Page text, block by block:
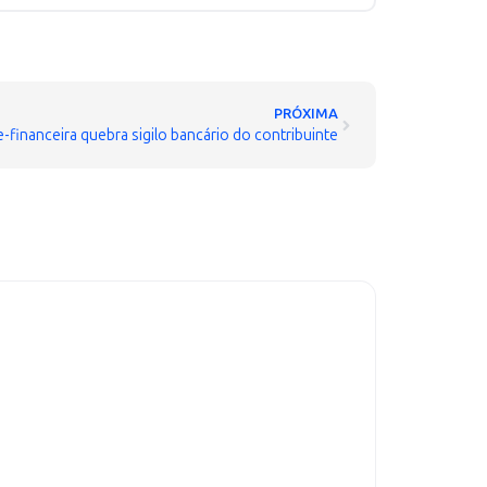
PRÓXIMA
financeira quebra sigilo bancário do contribuinte